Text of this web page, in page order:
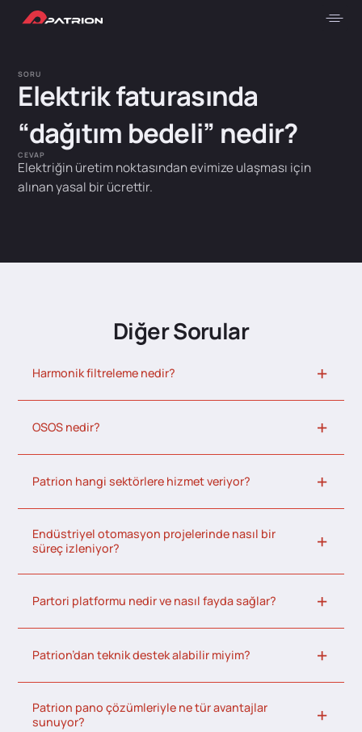
SORU
Elektrik faturasında
“dağıtım bedeli” nedir?
CEVAP
Elektriğin üretim noktasından evimize ulaşması için
alınan yasal bir ücrettir.
Diğer Sorular
Harmonik filtreleme nedir?
OSOS nedir?
Patrion hangi sektörlere hizmet veriyor?
Endüstriyel otomasyon projelerinde nasıl bir
süreç izleniyor?
Partori platformu nedir ve nasıl fayda sağlar?
Patrion’dan teknik destek alabilir miyim?
Patrion pano çözümleriyle ne tür avantajlar
sunuyor?